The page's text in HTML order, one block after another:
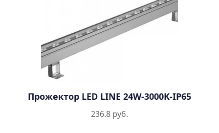
Прожектор LED LINE 24W-3000K-IP65
236.8 руб.